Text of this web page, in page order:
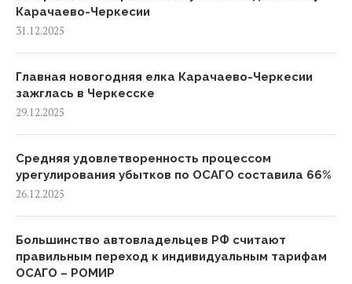
Карачаево-Черкесии
31.12.2025
Главная новогодняя елка Карачаево-Черкесии
зажглась в Черкесске
29.12.2025
Средняя удовлетворенность процессом
урегулирования убытков по ОСАГО составила 66%
26.12.2025
Большинство автовладельцев РФ считают
правильным переход к индивидуальным тарифам
ОСАГО – РОМИР